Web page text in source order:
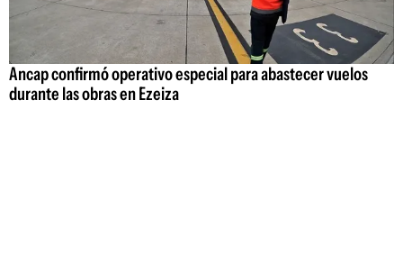
Ancap confirmó operativo especial para abastecer vuelos
durante las obras en Ezeiza